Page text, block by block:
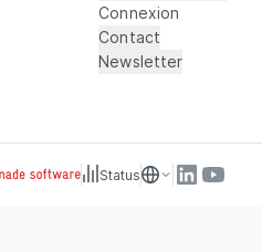
Connexion
Contact
Newsletter
Status